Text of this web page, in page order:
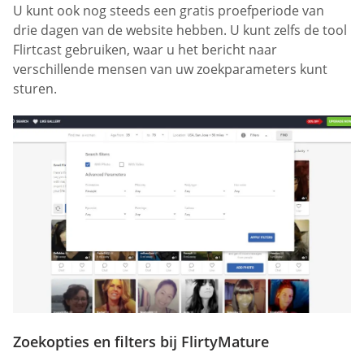
U kunt ook nog steeds een gratis proefperiode van
drie dagen van de website hebben. U kunt zelfs de tool
Flirtcast gebruiken, waar u het bericht naar
verschillende mensen van uw zoekparameters kunt
sturen.
Zoekopties en filters bij FlirtyMature